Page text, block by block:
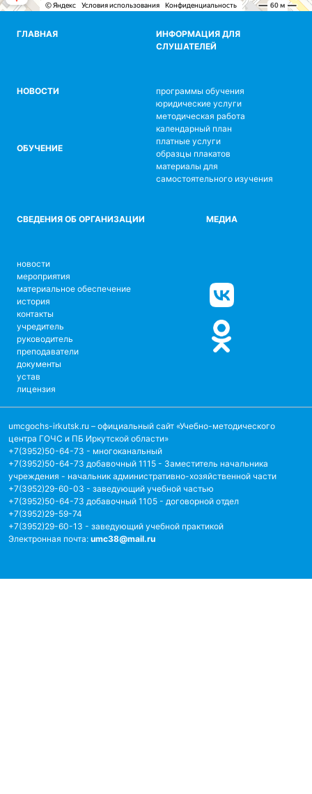
ГЛАВНАЯ
НОВОСТИ
ОБУЧЕНИЕ
ИНФОРМАЦИЯ ДЛЯ
СЛУШАТЕЛЕЙ
программы обучения
юридические услуги
методическая работа
календарный план
платные услуги
образцы плакатов
материалы для
самостоятельного изучения
СВЕДЕНИЯ ОБ ОРГАНИЗАЦИИ
новости
мероприятия
материальное обеспечение
история
контакты
учредитель
руководитель
преподаватели
документы
устав
лицензия
МЕДИА
umcgochs-irkutsk.ru – официальный сайт «Учебно-методического
центра ГОЧС и ПБ Иркутской области»
+7(3952)50-64-73 - многоканальный
+7(3952)50-64-73 добавочный 1115 - Заместитель начальника
учреждения - начальник административно-хозяйственной части
+7(3952)29-60-03 - заведующий учебной частью
+7(3952)50-64-73 добавочный 1105 - договорной отдел
+7(3952)29-59-74
+7(3952)29-60-13 - заведующий учебной практикой
Электронная почта: umc38@mail.ru